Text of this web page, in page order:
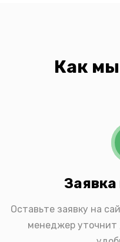
Как
Заявка
Оставьте заявку на
менеджер уточнит